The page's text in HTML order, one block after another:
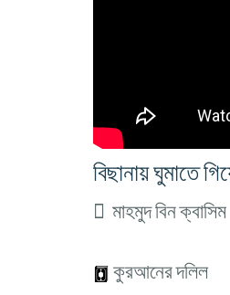
বিছানায় ঘুমাতে
মাহমুদ বিন ক্বাসিম
কুরআনের দলিল